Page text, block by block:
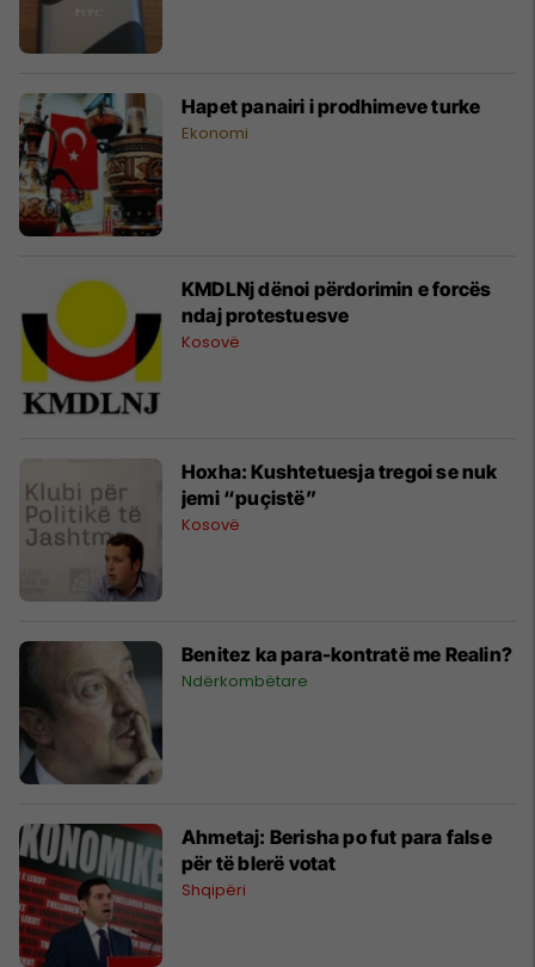
Hapet panairi i prodhimeve turke
Ekonomi
KMDLNj dënoi përdorimin e forcës
ndaj protestuesve
Kosovë
Hoxha: Kushtetuesja tregoi se nuk
jemi “puçistë”
Kosovë
Benitez ka para-kontratë me Realin?
Ndërkombëtare
Ahmetaj: Berisha po fut para false
për të blerë votat
Shqipëri